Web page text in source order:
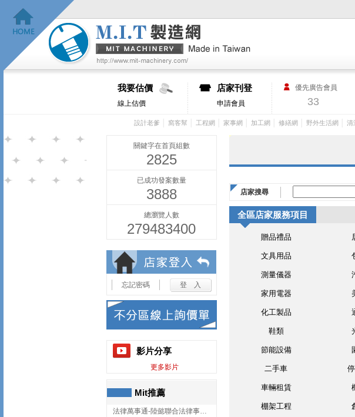
我要估價
線上估價
店家刊登
申請會員
優先廣告會員
33
設計老爹 窩客幫 工程網 家事網 加工網 修繕網 野外生活網 清
關鍵字在首頁組數
2825
已成功發案數量
3888
總瀏覽人數
279483400
忘記密碼
影片分享
更多影片
Mit推薦
法律萬事通-陸懿聯合法律事務所
店家搜尋
全區店家服務項目
贈品禮品
文具用品
測量儀器
家用電器
化工製品
鞋類
節能設備
二手車
車輛租賃
棚架工程